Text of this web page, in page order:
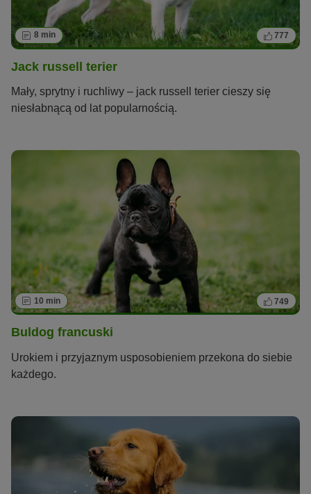
8 min 777
Jack russell terier
Mały, sprytny i ruchliwy – jack russell terier cieszy się
niesłabnącą od lat popularnością.
10 min 749
Buldog francuski
Urokiem i przyjaznym usposobieniem przekona do siebie
każdego.